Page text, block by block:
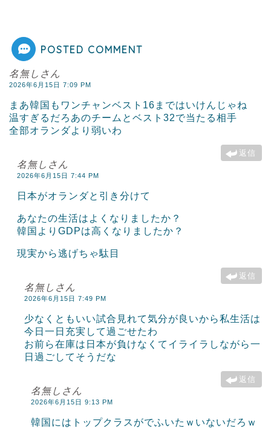
POSTED COMMENT
名無しさん
2026年6月15日 7:09 PM
まあ韓国もワンチャンベスト16まではいけんじゃね
温すぎるだろあのチームとベスト32で当たる相手
全部オランダより弱いわ
返信
名無しさん
2026年6月15日 7:44 PM
日本がオランダと引き分けて
あなたの生活はよくなりましたか？
韓国よりGDPは高くなりましたか？
現実から逃げちゃ駄目
返信
名無しさん
2026年6月15日 7:49 PM
少なくともいい試合見れて気分が良いから私生活は
今日一日充実して過ごせたわ
お前ら在庫は日本が負けなくてイライラしながら一
日過ごしてそうだな
返信
名無しさん
2026年6月15日 9:13 PM
韓国にはトップクラスがでふいたｗいないだろｗ